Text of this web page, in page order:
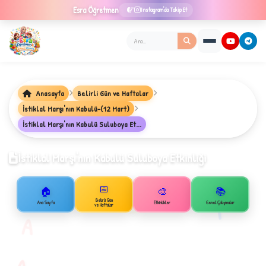
Esra Öğretmen Instagram'da Takip Et
B
★
Anasayfa
Belirli Gün ve Haftalar
İstiklal Marşı'nın Kabulü-(12 Mart)
İstiklal Marşı'nın Kabulü Suluboya Et...
İstiklal Marşı'nın Kabulü Suluboya Etkinliği
🏠
Ana Sayfa
📅
Belirli Gün
ve Haftalar
🎨
Etkinlikler
📚
Genel Çalışmalar
1